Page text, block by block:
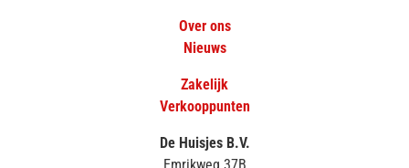
Over ons
Nieuws
Zakelijk
Verkooppunten
De Huisjes B.V.